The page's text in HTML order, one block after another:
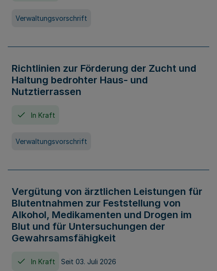
Verwaltungsvorschrift
Richtlinien zur Förderung der Zucht und
Haltung bedrohter Haus- und
Nutztierrassen
In Kraft
Verwaltungsvorschrift
Vergütung von ärztlichen Leistungen für
Blutentnahmen zur Feststellung von
Alkohol, Medikamenten und Drogen im
Blut und für Untersuchungen der
Gewahrsamsfähigkeit
In Kraft Seit 03. Juli 2026